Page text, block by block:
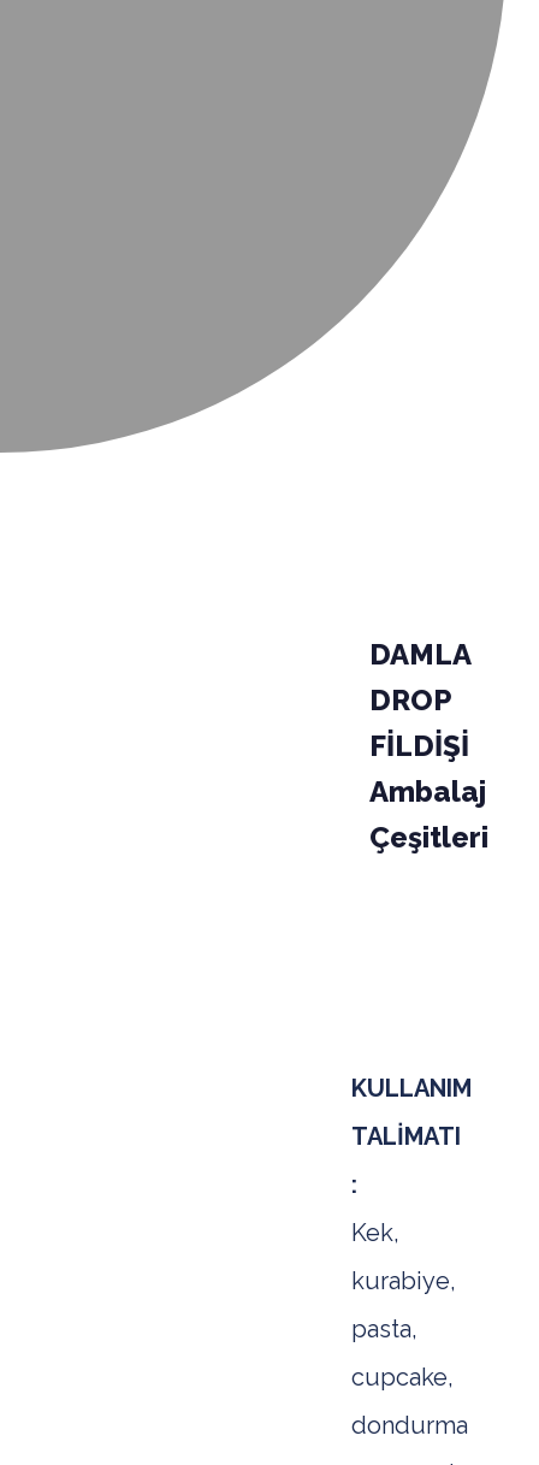
DAMLA
DROP
FİLDİŞİ
Ambalaj
Çeşitleri
KULLANIM
TALİMATI
:
Kek,
kurabiye,
pasta,
cupcake,
dondurma